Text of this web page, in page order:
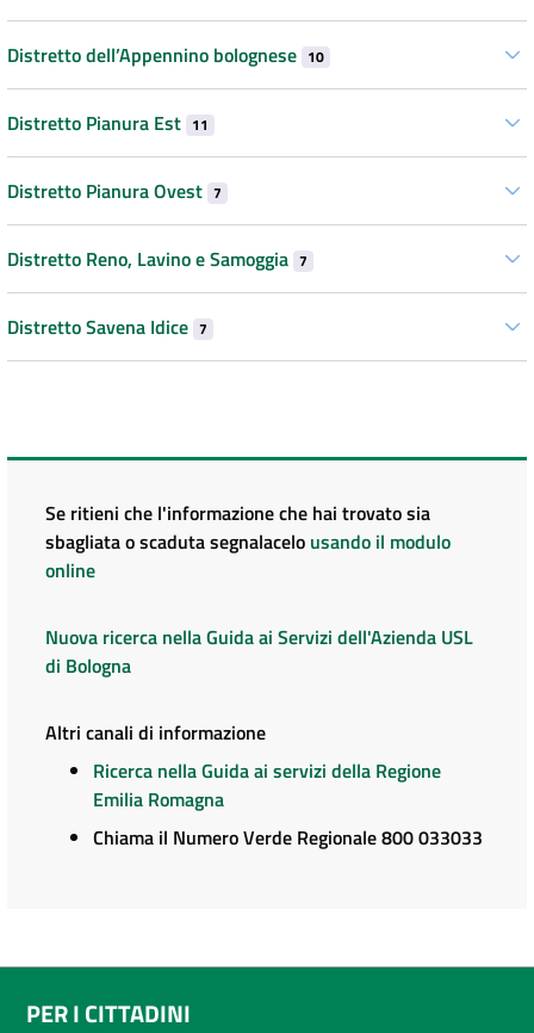
Distretto dell’Appennino bolognese 10
Distretto Pianura Est 11
Distretto Pianura Ovest 7
Distretto Reno, Lavino e Samoggia 7
Distretto Savena Idice 7
Se ritieni che l'informazione che hai trovato sia
sbagliata o scaduta segnalacelo usando il modulo
online
Nuova ricerca nella Guida ai Servizi dell'Azienda USL
di Bologna
Altri canali di informazione
Ricerca nella Guida ai servizi della Regione
Emilia Romagna
Chiama il Numero Verde Regionale 800 033033
PER I CITTADINI